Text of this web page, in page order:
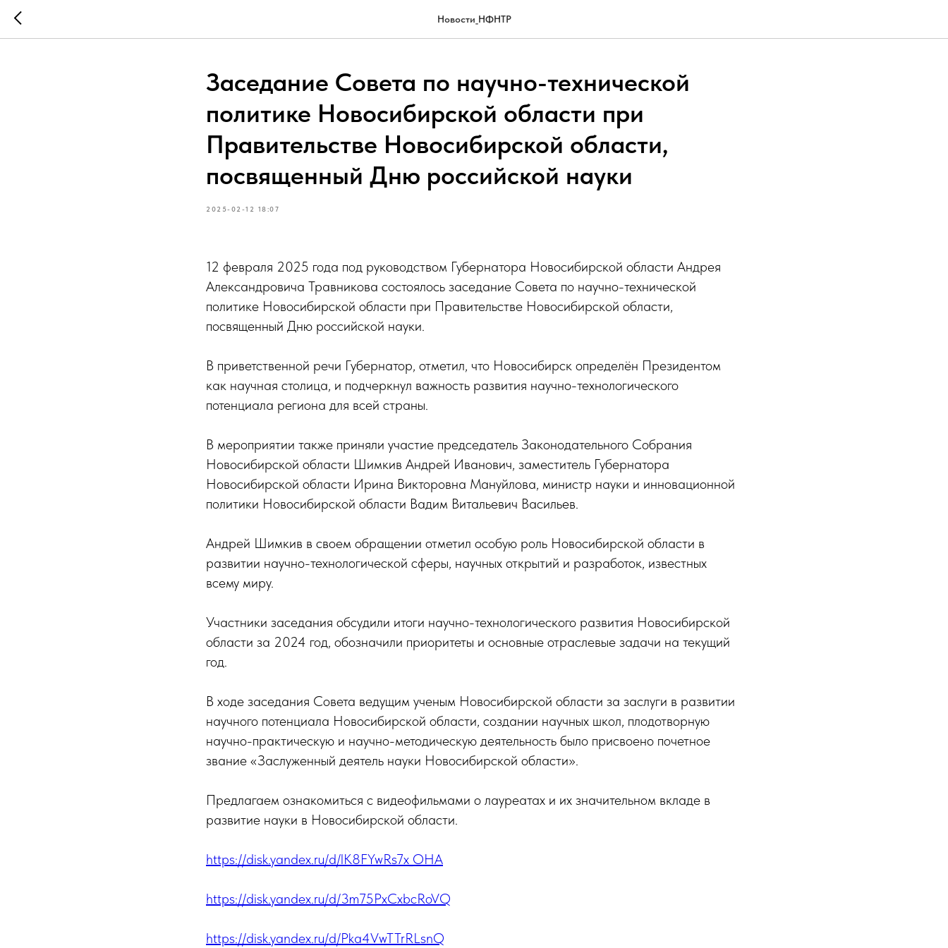
Новости_НФНТР
Заседание Совета по научно-технической
политике Новосибирской области при
Правительстве Новосибирской области,
посвященный Дню российской науки
2025-02-12 18:07
12 февраля 2025 года под руководством Губернатора Новосибирской области Андрея
Александровича Травникова состоялось заседание Совета по научно-технической
политике Новосибирской области при Правительстве Новосибирской области,
посвященный Дню российской науки.
В приветственной речи Губернатор, отметил, что Новосибирск определён Президентом
как научная столица, и подчеркнул важность развития научно-технологического
потенциала региона для всей страны.
В мероприятии также приняли участие председатель Законодательного Собрания
Новосибирской области Шимкив Андрей Иванович, заместитель Губернатора
Новосибирской области Ирина Викторовна Мануйлова, министр науки и инновационной
политики Новосибирской области Вадим Витальевич Васильев.
Андрей Шимкив в своем обращении отметил особую роль Новосибирской области в
развитии научно-технологической сферы, научных открытий и разработок, известных
всему миру.
Участники заседания обсудили итоги научно-технологического развития Новосибирской
области за 2024 год, обозначили приоритеты и основные отраслевые задачи на текущий
год.
В ходе заседания Совета ведущим ученым Новосибирской области за заслуги в развитии
научного потенциала Новосибирской области, создании научных школ, плодотворную
научно-практическую и научно-методическую деятельность было присвоено почетное
звание «Заслуженный деятель науки Новосибирской области».
Предлагаем ознакомиться с видеофильмами о лауреатах и их значительном вкладе в
развитие науки в Новосибирской области.
https://disk.yandex.ru/d/lK8FYwRs7x_OHA
https://disk.yandex.ru/d/3m75PxCxbcRoVQ
https://disk.yandex.ru/d/Pka4VwTTrRLsnQ